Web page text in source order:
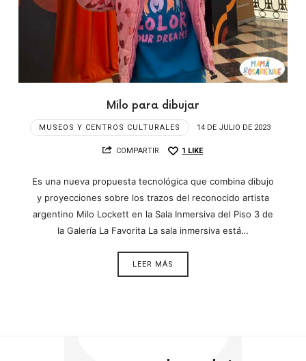
Milo para dibujar
MUSEOS Y CENTROS CULTURALES 14 DE JULIO DE 2023
COMPARTIR 1 LIKE
Es una nueva propuesta tecnológica que combina dibujo
y proyecciones sobre los trazos del reconocido artista
argentino Milo Lockett en la Sala Inmersiva del Piso 3 de
la Galería La Favorita La sala inmersiva está…
LEER MÁS